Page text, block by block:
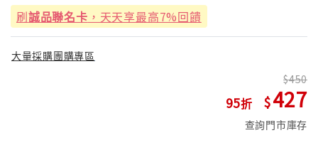
刷誠品聯名卡 ，天天享最高7%回饋
大量採購團購專區
95
450
427
查詢門市庫存